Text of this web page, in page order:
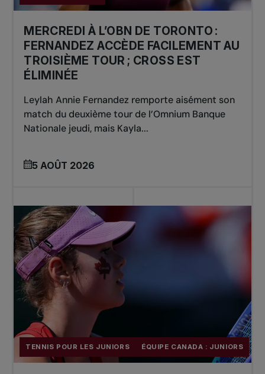
MERCREDI À L’OBN DE TORONTO :
FERNANDEZ ACCÈDE FACILEMENT AU
TROISIÈME TOUR ; CROSS EST
ÉLIMINÉE
Leylah Annie Fernandez remporte aisément son
match du deuxième tour de l’Omnium Banque
Nationale jeudi, mais Kayla...
5 AOÛT 2026
TENNIS POUR LES JUNIORS ÉQUIPE CANADA : JUNIORS